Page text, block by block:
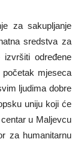
za sakupljanje
sredstva za
određene
mjeseca
ljudima dobre
uniju koji će
u Maljevcu
za humanitarnu